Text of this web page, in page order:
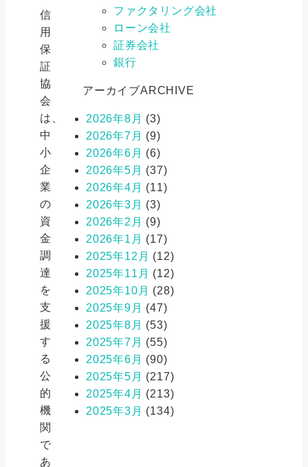
信
用
保
証
協
会
は、
中
小
企
業
の
資
金
調
達
を
支
援
す
る
公
的
機
関
で
あ
ファクタリング会社
ローン会社
証券会社
銀行
アーカイブARCHIVE
2026年8月 (3)
2026年7月 (9)
2026年6月 (6)
2026年5月 (37)
2026年4月 (11)
2026年3月 (3)
2026年2月 (9)
2026年1月 (17)
2025年12月 (12)
2025年11月 (12)
2025年10月 (28)
2025年9月 (47)
2025年8月 (53)
2025年7月 (55)
2025年6月 (90)
2025年5月 (217)
2025年4月 (213)
2025年3月 (134)